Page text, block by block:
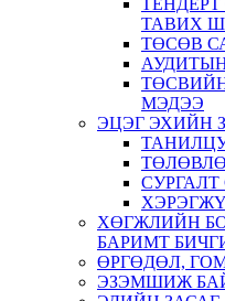
ТАВИХ
ТӨСӨВ
МЭДЭЭ
ЭЦЭГ ЭХИЙН
СУРГАЛТ
ХӨГЖЛИЙН
БАРИМТ
ӨРГӨДӨЛ,
ЭЗЭМШИЖ